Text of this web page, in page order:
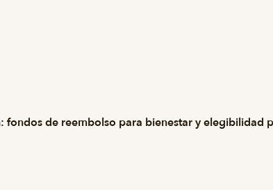
fondos de reembolso para bienestar y elegibilidad